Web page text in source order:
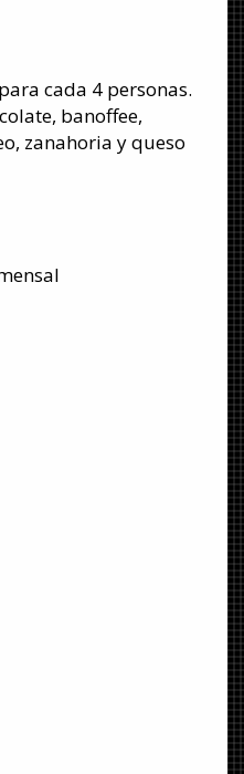
cada 4 personas.
banoffee,
zanahoria y queso